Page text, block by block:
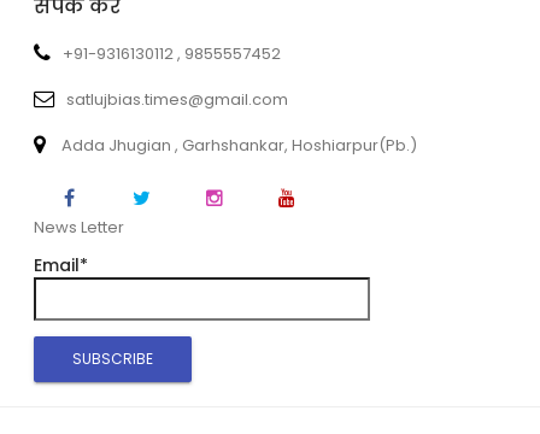
संपर्क करें
+91-9316130112 , 9855557452
satlujbias.times@gmail.com
Adda Jhugian , Garhshankar, Hoshiarpur(Pb.)
News Letter
Email*